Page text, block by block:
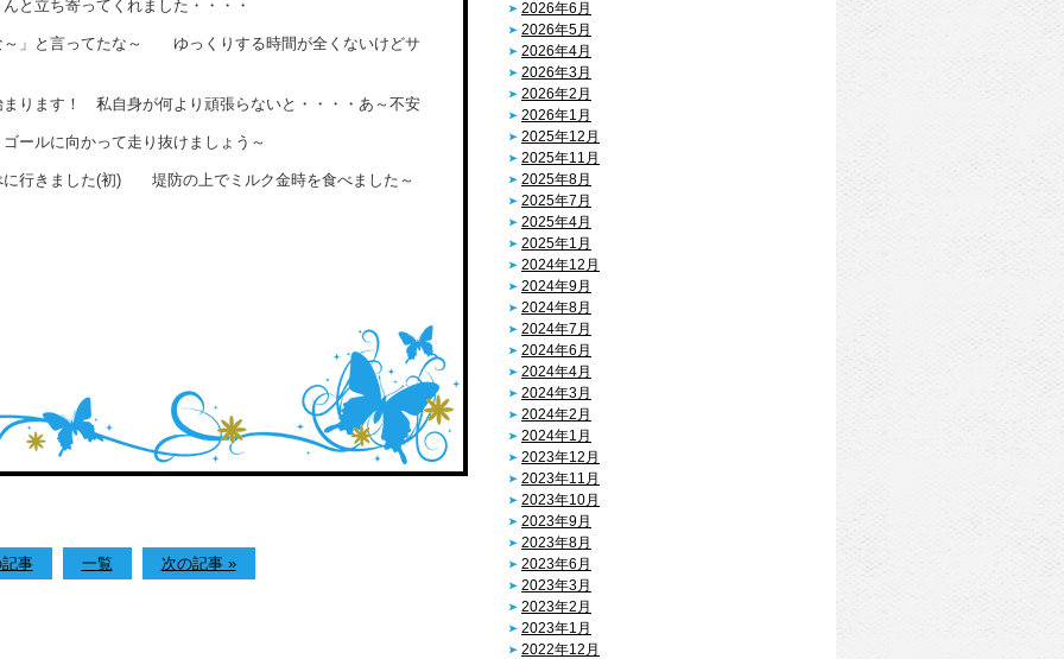
と立ち寄ってくれました・・・・
～」と言ってたな～ ゆっくりする時間が全くないけどサ
ります！ 私自身が何より頑張らないと・・・・あ～不安
ールに向かって走り抜けましょう～
行きました(初) 堤防の上でミルク金時を食べました～
事 一覧 次の記事 »
2026年6月
2026年5月
2026年4月
2026年3月
2026年2月
2026年1月
2025年12月
2025年11月
2025年8月
2025年7月
2025年4月
2025年1月
2024年12月
2024年9月
2024年8月
2024年7月
2024年6月
2024年4月
2024年3月
2024年2月
2024年1月
2023年12月
2023年11月
2023年10月
2023年9月
2023年8月
2023年6月
2023年3月
2023年2月
2023年1月
2022年12月